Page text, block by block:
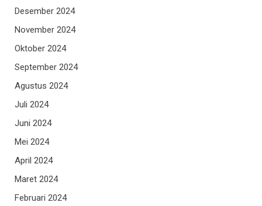
Desember 2024
November 2024
Oktober 2024
September 2024
Agustus 2024
Juli 2024
Juni 2024
Mei 2024
April 2024
Maret 2024
Februari 2024